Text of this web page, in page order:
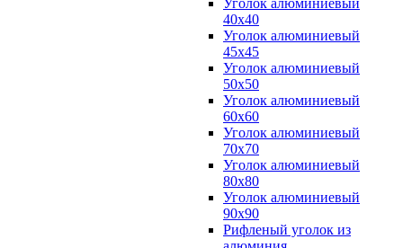
Уголок алюминиевый
40х40
Уголок алюминиевый
45х45
Уголок алюминиевый
50х50
Уголок алюминиевый
60х60
Уголок алюминиевый
70х70
Уголок алюминиевый
80х80
Уголок алюминиевый
90х90
Рифленый уголок из